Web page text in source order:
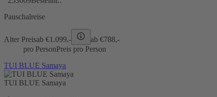
Pauschalreise
Alter Preisab €1.099,- ab €788,-
pro PersonPreis pro Person
TUI BLUE Samaya
TUI BLUE Samaya